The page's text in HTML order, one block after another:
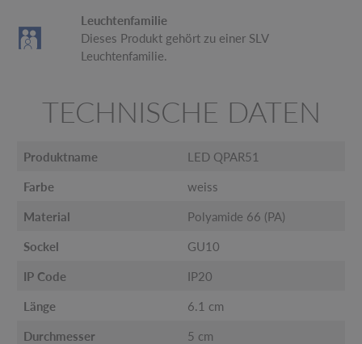
Leuchtenfamilie
Dieses Produkt gehört zu einer SLV
Leuchtenfamilie.
TECHNISCHE DATEN
Produktname LED QPAR51
Farbe weiss
Material Polyamide 66 (PA)
Sockel GU10
IP Code IP20
Länge 6.1 cm
Durchmesser 5 cm